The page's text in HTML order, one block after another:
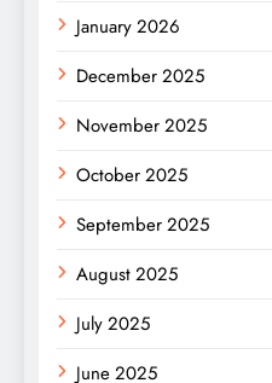
January 2026
December 2025
November 2025
October 2025
September 2025
August 2025
July 2025
June 2025